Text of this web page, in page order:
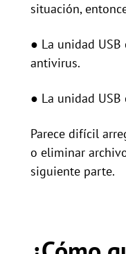
situación,
● La unidad
antivirus.
● La unidad
Parece difícil
o eliminar
siguiente parte.